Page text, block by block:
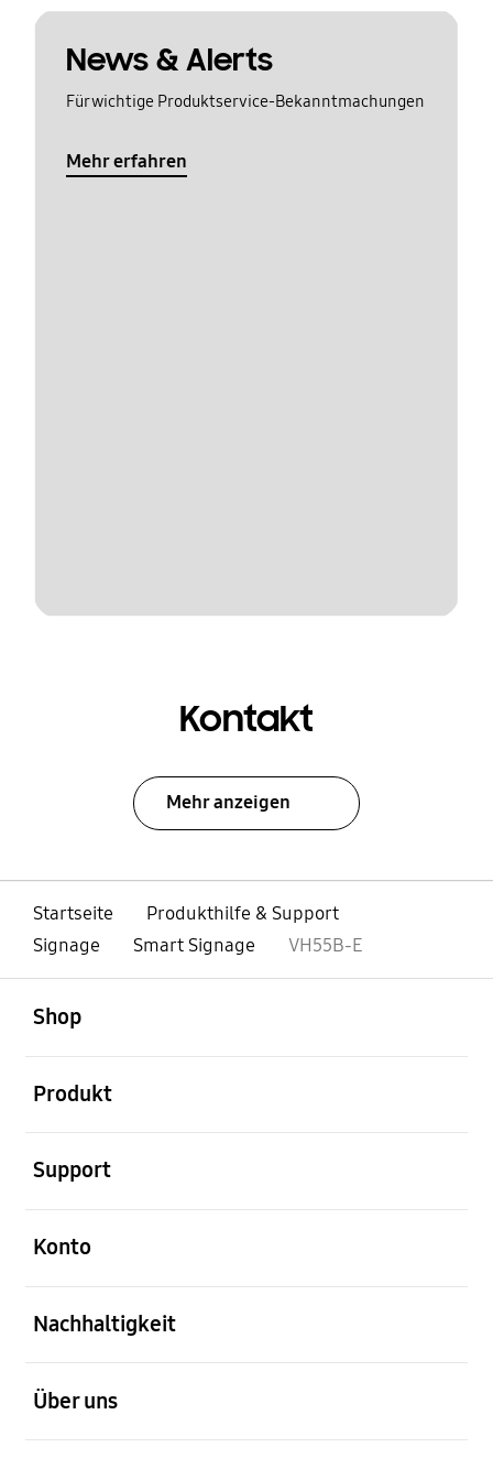
News & Alerts
Für wichtige Produktservice-Bekanntmachungen
Mehr erfahren
Kontakt
Mehr anzeigen
Startseite
Produkthilfe & Support
Signage
Smart Signage VH55B-E
Shop
Produkt
Support
Konto
Nachhaltigkeit
Über uns